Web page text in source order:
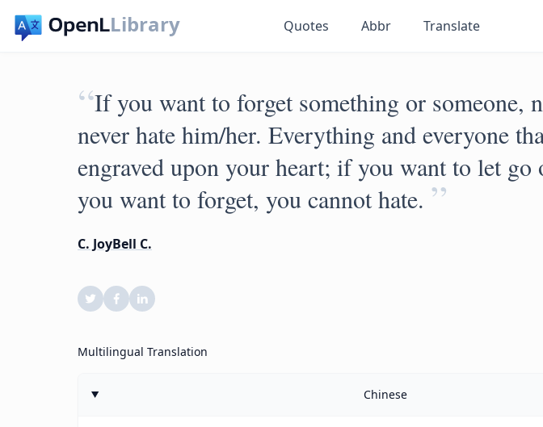
Library Quotes Abbr Translate
“If you want to forget something or someone,
never hate him/her. Everything and everyone
engraved upon your heart; if you want to let
you want to forget, you cannot hate. ”
C. JoyBell C.
Multilingual Translation
Chinese